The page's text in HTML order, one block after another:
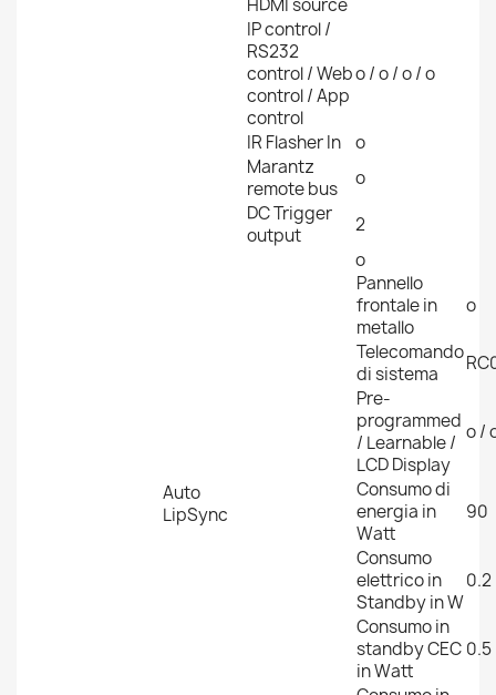
Auto
LipSync
HDMI source
IP control /
RS232
control / Web
control / App
control
o / o / o / o
IR Flasher In
o
Marantz
remote bus
o
DC Trigger
output
2
o
Pannello
frontale in
metallo
o
Telecomando
di sistema
Pre-
programmed
/ Learnable /
LCD Display
o /
Consumo di
energia in
Watt
90
Consumo
elettrico in
Standby in W
0.2
Consumo in
standby CEC
in Watt
0.5